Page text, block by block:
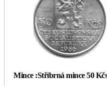
Mince :Stříbrná mince 50